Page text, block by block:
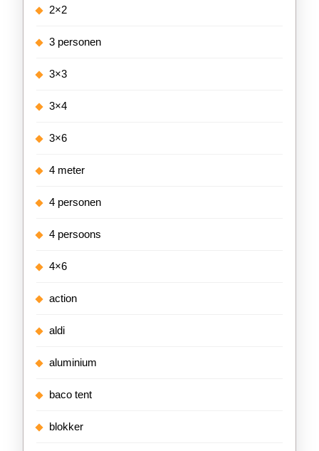
2×2
3 personen
3×3
3×4
3×6
4 meter
4 personen
4 persoons
4×6
action
aldi
aluminium
baco tent
blokker